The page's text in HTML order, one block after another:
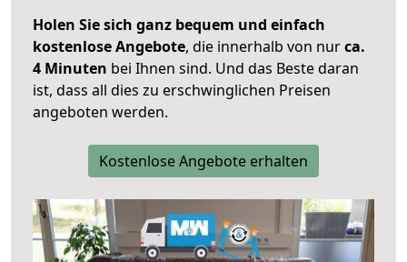
Holen Sie sich ganz bequem und einfach
kostenlose Angebote, die innerhalb von nurca.
4 Minuten bei Ihnen sind. Und das Beste daran
ist, dass all dies zu erschwinglichen Preisen
angeboten werden.
Kostenlose Angebote erhalten